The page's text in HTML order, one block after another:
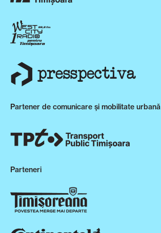
Partener de comunicare și mobilitate urbană
Parteneri